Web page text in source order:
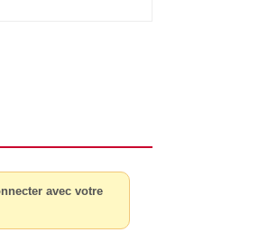
avec votre